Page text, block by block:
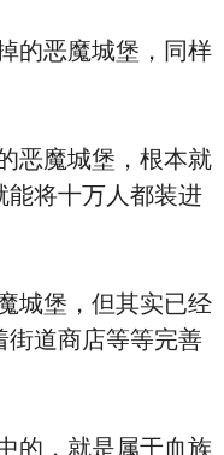
恶魔城堡，同样
魔城堡，根本就
能将十万人都装进
堡，但其实已经
街道商店等等完善
，就是属于血族